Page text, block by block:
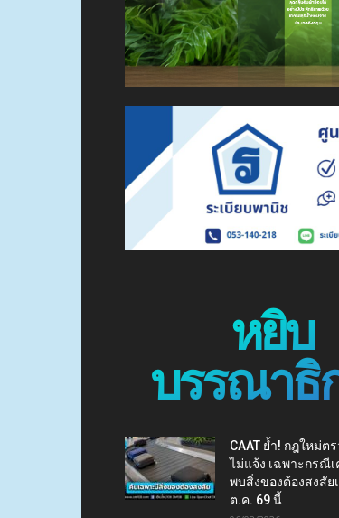
หยิบ
บรรณาธิ
CAAT ย้ำ! กฎใหม่ต
ไม่แจ้ง เฉพาะกรณีเ
พบสิ่งของต้องสงสัย
ต.ค. 69 นี้